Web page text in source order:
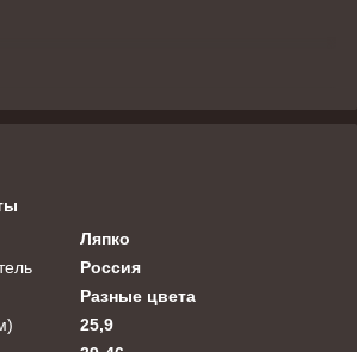
Ляпко
Россия
Разные цвета
25,9